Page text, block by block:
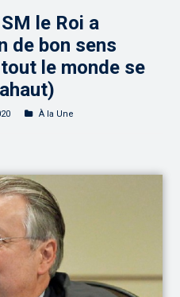
le Roi a
de bon sens
le monde se
À la Une